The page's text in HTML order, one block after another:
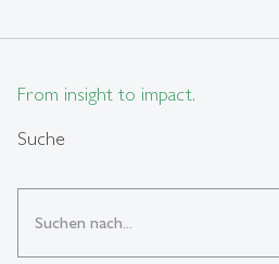
From insight to impact.
Suche